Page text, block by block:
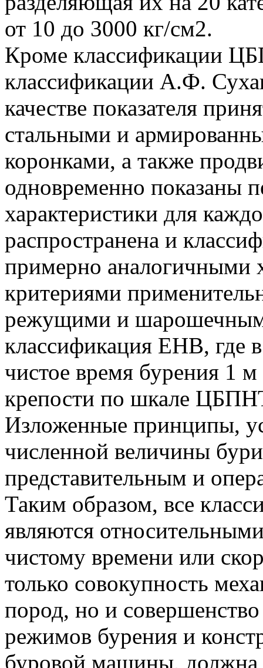
от 10 до 3000 кг/см2.
Кроме классификации
классификации А.Ф.
качестве показателя
стальными и
коронками, а также
одновременно показаны
характеристики для
распространена и
примерно аналогичными
критериями
режущими и
классификация ЕНВ, где в
чистое время бурения 1
крепости по шкале
Изложенные принципы,
численной величины
представительным и
Таким образом, все
являются
чистому времени или
только совокупность
пород, но и
режимов бурения и
буровой машины, должна